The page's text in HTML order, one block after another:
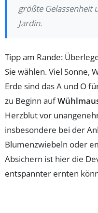
größte Gelassenheit
Jardin.
Tipp am Rande:
Sie wählen. Viel Sonne,
Erde sind das A und O
zu Beginn auf
Herzblut vor
insbesondere bei der
Blumenzwiebeln oder
Absichern ist hier die
entspannter ernten